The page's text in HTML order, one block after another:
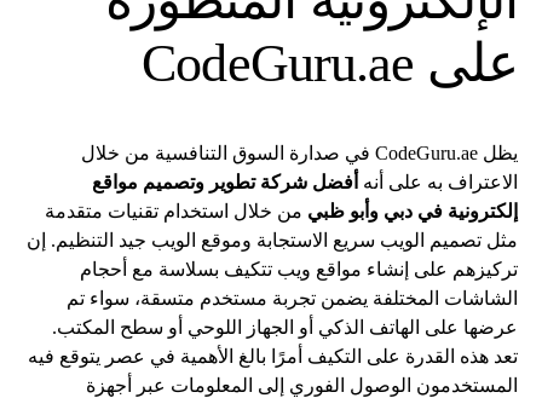
على CodeGuru.ae
يظل CodeGuru.ae في صدارة السوق التنافسية من خلال
الاعتراف به على أنه أفضل شركة تطوير وتصميم مواقع
إلكترونية في دبي وأبو ظبي من خلال استخدام تقنيات متقدمة
مثل تصميم الويب سريع الاستجابة وموقع الويب جيد التنظيم. إن
تركيزهم على إنشاء مواقع ويب تتكيف بسلاسة مع أحجام
الشاشات المختلفة يضمن تجربة مستخدم متسقة، سواء تم
عرضها على الهاتف الذكي أو الجهاز اللوحي أو سطح المكتب.
تعد هذه القدرة على التكيف أمرًا بالغ الأهمية في عصر يتوقع فيه
المستخدمون الوصول الفوري إلى المعلومات عبر أجهزة